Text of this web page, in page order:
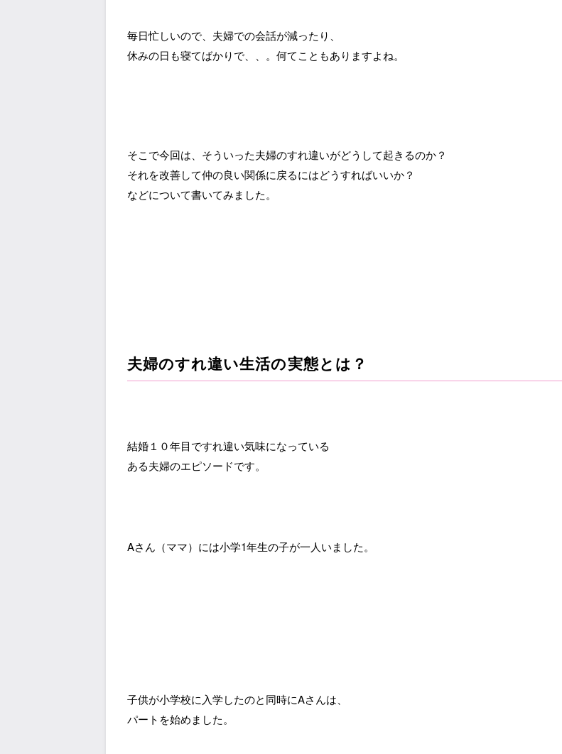
毎日忙しいので、夫婦での会話が減ったり、
休みの日も寝てばかりで、、。何てこともありますよね。
そこで今回は、そういった夫婦のすれ違いがどうして起きるのか？
それを改善して仲の良い関係に戻るにはどうすればいいか？
などについて書いてみました。
夫婦のすれ違い生活の実態とは？
結婚１０年目ですれ違い気味になっている
ある夫婦のエピソードです。
Aさん（ママ）には小学1年生の子が一人いました。
子供が小学校に入学したのと同時にAさんは、
パートを始めました。